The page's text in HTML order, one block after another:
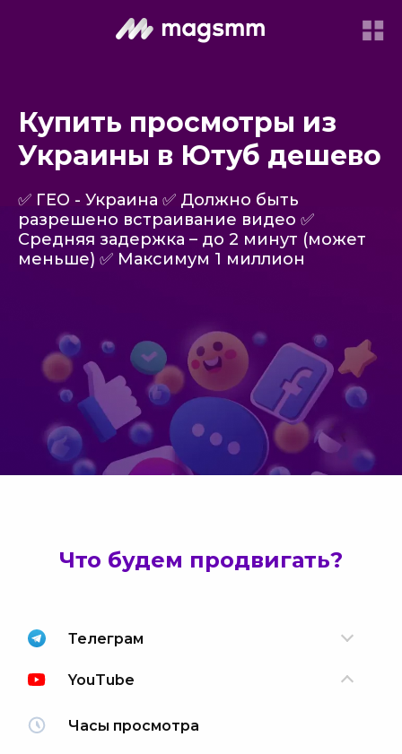
Купить просмотры из
Украины в Ютуб дешево
✅ ГЕО - Украина ✅ Должно быть
разрешено встраивание видео ✅
Средняя задержка – до 2 минут (может
меньше) ✅ Максимум 1 миллион
Что будем продвигать?
Телеграм
YouTube
Часы просмотра